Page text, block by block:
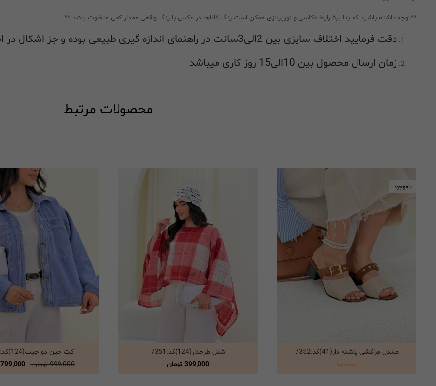
**توجه داشته باشید که بنا برشرایط عکاسی و نورپردازی ممکن است رنگ کالاها در عکس با رنگ واقعی مقدار کمی متفاوت باشد.**
دقت فرمایید اختلاف سایزی بین 2الی3سانت در راهنمای اندازه گیری طبیعی بوده و جز اشکال در اندازه گیری محسوب نمیشود
زمان ارسال محصول بین 10الی15 روز کاری میباشد
محصولات مرتبط
ناموجود
انتخاب گزینه ها
صندل مراکشی پاشنه دار(41)کد:7352
ناموجود
انتخاب گزینه ها
شنل طرحدار(124)کد:7351
399,000 تومان
انتخاب گزینه ها
کت جین دو جیب(124)کد:7350
999,000 تومان
799,000 تومان